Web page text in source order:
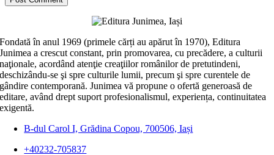
Fondată în anul 1969 (primele cărți au apărut în 1970), Editura
Junimea a crescut constant, prin promovarea, cu precădere, a culturii
naţionale, acordând atenţie creaţiilor românilor de pretutindeni,
deschizându-se şi spre culturile lumii, precum şi spre curentele de
gândire contemporană. Junimea vă propune o ofertă generoasă de
editare, având drept suport profesionalismul, experiența, continuitatea
exigentă.
B-dul Carol I, Grădina Copou, 700506, Iași
+40232-705837